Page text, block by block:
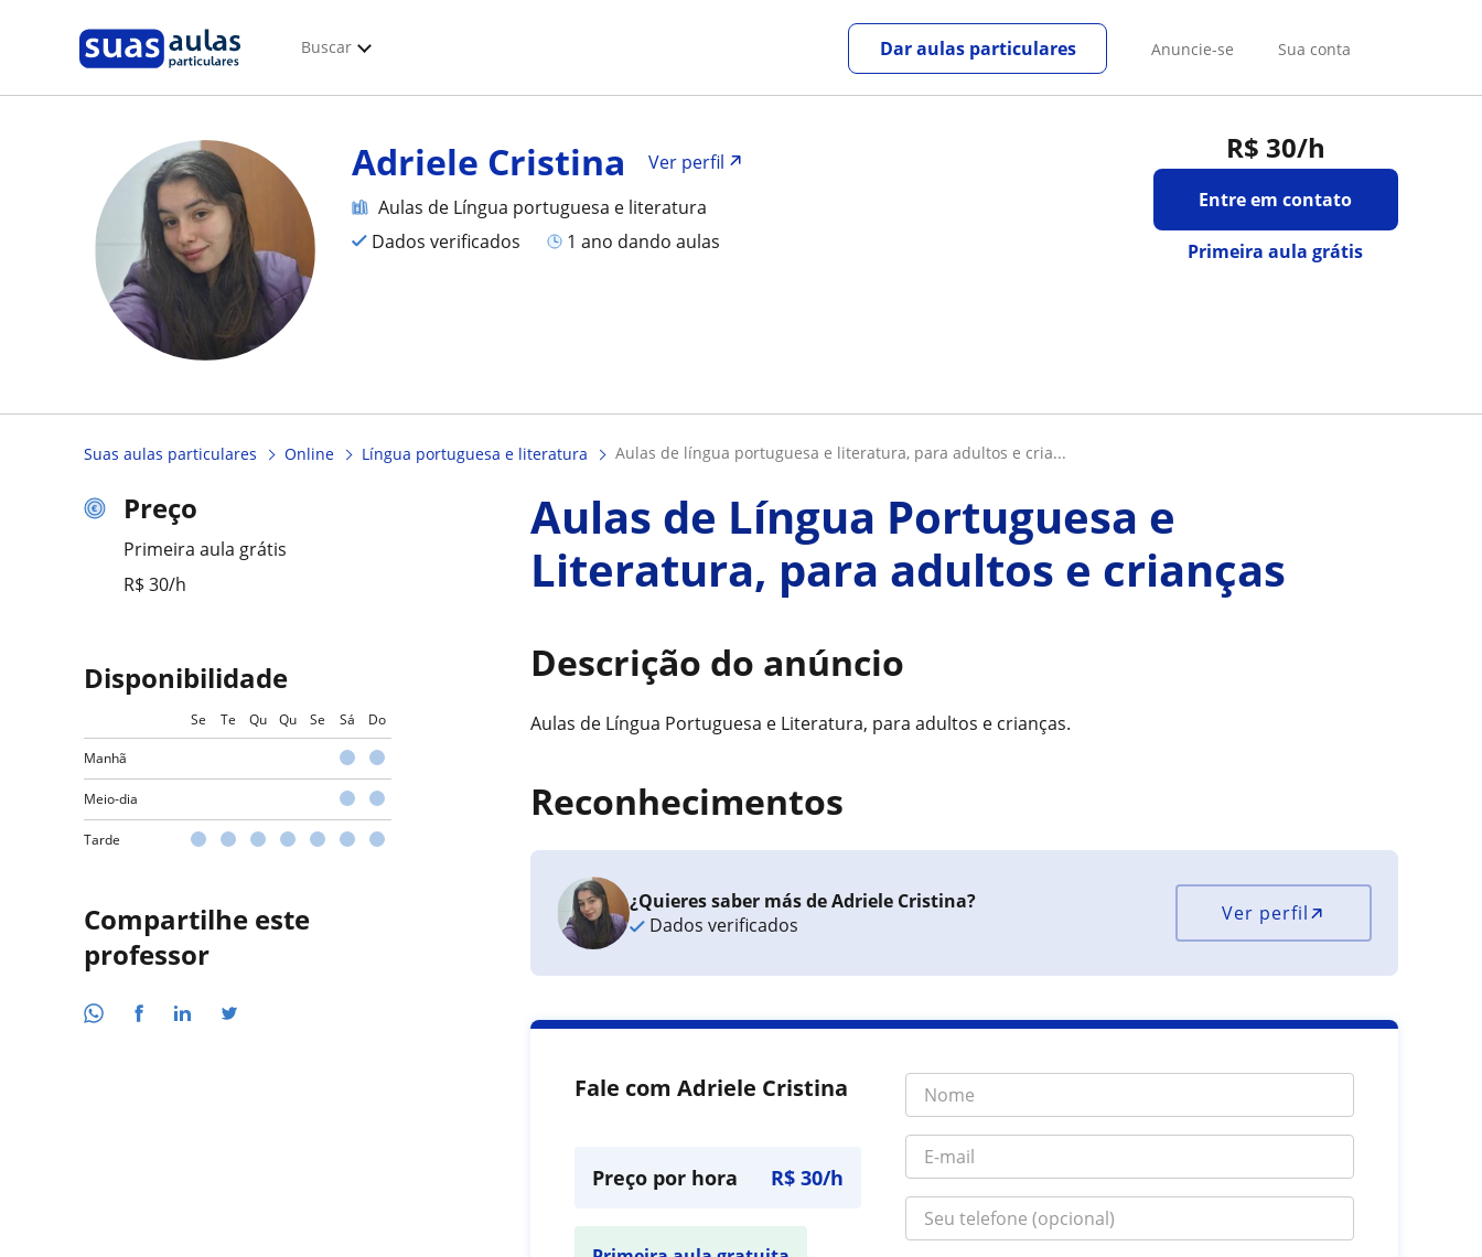
Buscar Anuncie-se Sua conta
Dar aulas particulares
R$ 30/h
Entre em contato
Primeira aula grátis
Adriele Cristina
Ver perfil
Aulas de Língua portuguesa e literatura
Dados verificados
1 ano dando aulas
Suas aulas particulares Online Língua portuguesa e literatura aulas de língua portuguesa e literatura, para adultos e cria...
Preço
Primeira aula grátis
R$ 30/h
Disponibilidade
Se Te Qu Qu Se Sá Do
Manhã
Meio-dia
Tarde
Compartilhe este
professor
Aulas de Língua Portuguesa e
Literatura, para adultos e crianças
Descrição do anúncio
Aulas de Língua Portuguesa e Literatura, para adultos e crianças.
Reconhecimentos
¿Quieres saber más de Adriele Cristina?
Dados verificados
Ver perfil
Fale com Adriele Cristina
Preço por hora R$ 30/h